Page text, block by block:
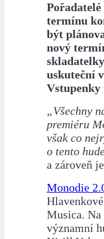
termínu
být
nový
uskuteční
„Všechny
premiéru
však co
o tento
a zároveň
Monodie
Musica.
významní